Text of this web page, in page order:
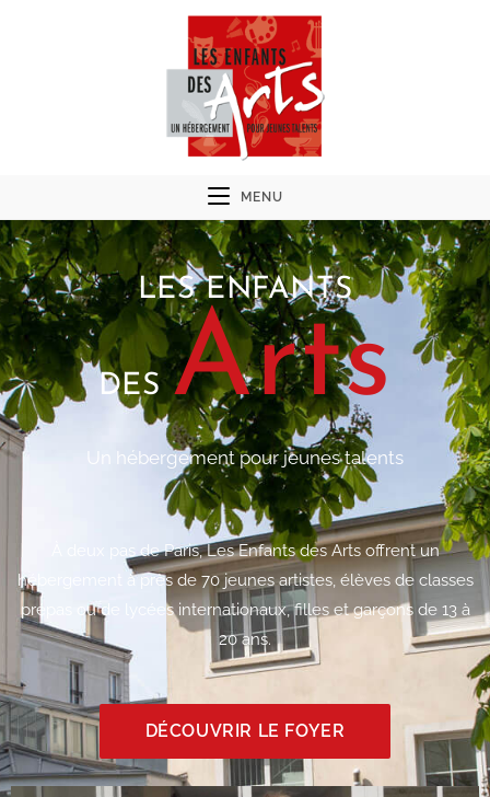
MENU
LES ENFANTS
DESArts
Un hébergement pour jeunes talents
À deux pas de Paris, Les Enfants des Arts offrent un
hébergement à près de 70 jeunes artistes, élèves de classes
prépas ou de lycées internationaux, filles et garçons de 13 à
20 ans.​
DÉCOUVRIR LE FOYER